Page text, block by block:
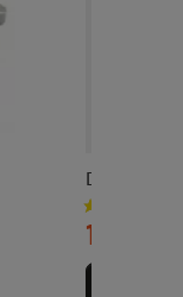
Dérive
Prix
11,90 €